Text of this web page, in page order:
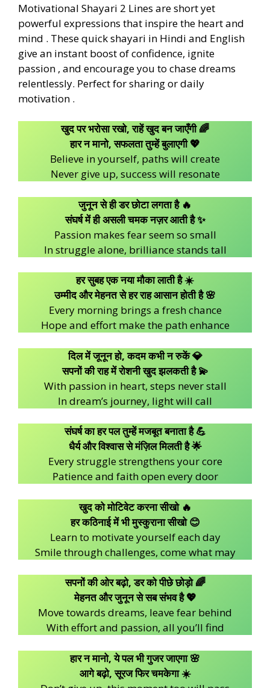
Motivational Shayari 2 Lines are short yet
powerful expressions that inspire the heart and
mind . These quick shayari in Hindi and English
give an instant boost of confidence, ignite
passion , and encourage you to chase dreams
relentlessly. Perfect for sharing or daily
motivation .
खुद पर भरोसा रखो, राहें खुद बन जाएँगी 🌈
हार न मानो, सफलता तुम्हें बुलाएगी 💖
Believe in yourself, paths will create
Never give up, success will resonate
जुनून से ही डर छोटा लगता है 🔥
संघर्ष में ही असली चमक नज़र आती है ✨
Passion makes fear seem so small
In struggle alone, brilliance stands tall
हर सुबह एक नया मौका लाती है ☀️
उम्मीद और मेहनत से हर राह आसान होती है 🌸
Every morning brings a fresh chance
Hope and effort make the path enhance
दिल में जूनून हो, कदम कभी न रुकें 💎
सपनों की राह में रोशनी खुद झलकती है 💫
With passion in heart, steps never stall
In dream’s journey, light will call
संघर्ष का हर पल तुम्हें मजबूत बनाता है 💪
धैर्य और विश्वास से मंज़िल मिलती है 🌟
Every struggle strengthens your core
Patience and faith open every door
खुद को मोटिवेट करना सीखो 🔥
हर कठिनाई में भी मुस्कुराना सीखो 😊
Learn to motivate yourself each day
Smile through challenges, come what may
सपनों की ओर बढ़ो, डर को पीछे छोड़ो 🌈
मेहनत और जुनून से सब संभव है 💖
Move towards dreams, leave fear behind
With effort and passion, all you’ll find
हार न मानो, ये पल भी गुजर जाएगा 🌸
आगे बढ़ो, सूरज फिर चमकेगा ☀️